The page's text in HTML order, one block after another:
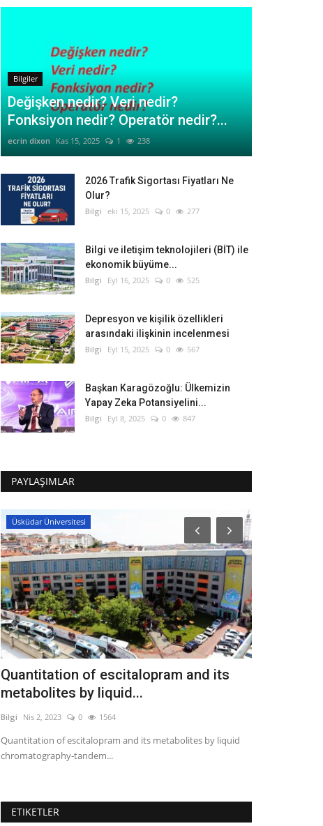
Bilgiler
Değişken nedir? Veri nedir?
Fonksiyon nedir? Operatör nedir?...
ecrin dixon Kas 15, 2025 1 238
2026 Trafik Sigortası Fiyatları Ne
Olur?
Bilgi eki 15, 2025 0 277
Bilgi ve iletişim teknolojileri (BİT) ile
ekonomik büyüme...
Bilgi Eyl 16, 2025 0 525
Depresyon ve kişilik özellikleri
arasındaki ilişkinin incelenmesi
Bilgi Eyl 15, 2025 0 567
Başkan Karagözoğlu: Ülkemizin
Yapay Zeka Potansiyelini...
Bilgi Eyl 8, 2025 0 847
PAYLAŞIMLAR
Üsküdar Üniversitesi
Quantitation of escitalopram and its
metabolites by liquid...
Bilgi Nis 2, 2023 0 1564
Quantitation of escitalopram and its metabolites by liquid
chromatography‐tandem...
ETIKETLER